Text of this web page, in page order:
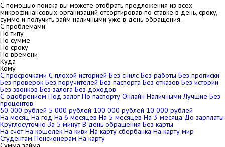
С помощью поиска вы можете отобрать предложения из всех
микрофинансовых организаций отсортировав по ставке в день, сроку,
сумме и получить займ наличными уже в день обращения.
С проблемами
По типу
По сумме
По сроку
По времени
Куда
Кому
С просрочками С плохой историей Без снилс Без работы Без прописки
Без проверок Без поручителей Без паспорта Без отказов Без истории
Без звонков Без залога Без доходов
С одобрением Под залог По паспорту Онлайн Наличными Лучшие Без
процентов
50 000 рублей 5 000 рублей 100 000 рублей 10 000 рублей
На месяц На год На 6 месяцев На 5 месяцев На 3 месяца До зарплаты
Круглосуточно За 5 минут В день обращения Без карты
На счёт На кошелёк На киви На карту сбербанка На карту мир
Студентам Пенсионерам На карту